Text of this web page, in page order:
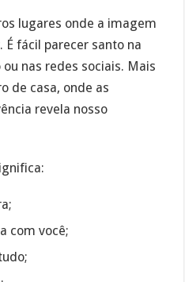
lugares onde a imagem
É fácil parecer santo na
nas redes sociais. Mais
de casa, onde as
revela nosso
com você;